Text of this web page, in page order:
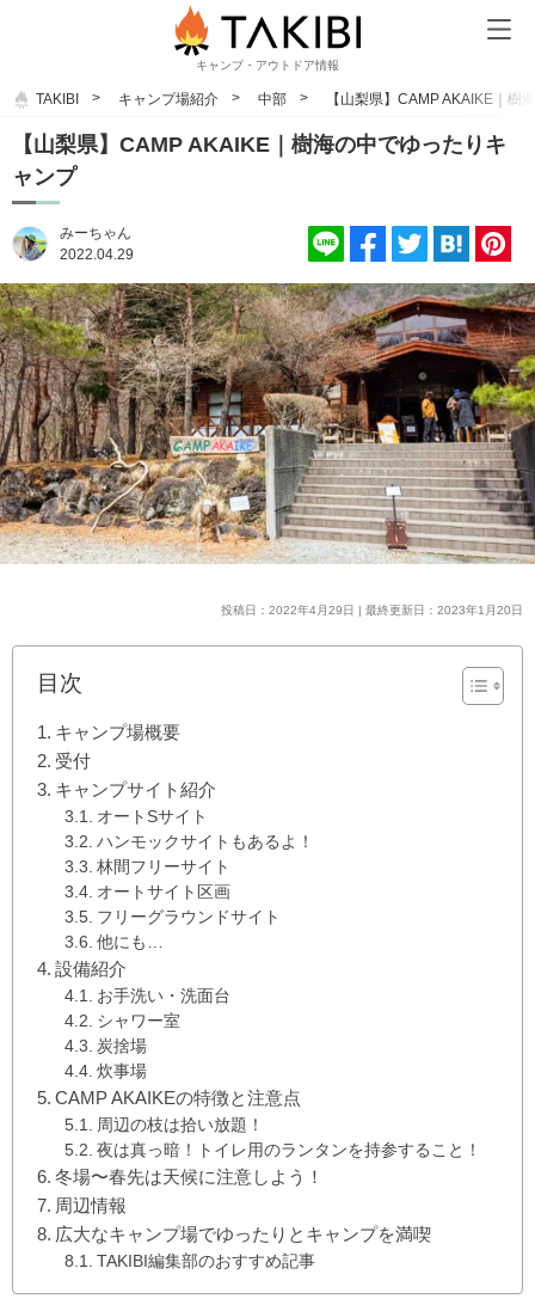
キャンプ・アウトドア情報
TAKIBI キャンプ場紹介 中部 【山梨県】CAMP AKAIKE｜樹
【山梨県】CAMP AKAIKE｜樹海の中でゆったりキ
ャンプ
みーちゃん
2022.04.29
投稿日：2022年4月29日 | 最終更新日：2023年1月20日
目次
キャンプ場概要
受付
キャンプサイト紹介
オートSサイト
ハンモックサイトもあるよ！
林間フリーサイト
オートサイト区画
フリーグラウンドサイト
他にも…
設備紹介
お手洗い・洗面台
シャワー室
炭捨場
炊事場
CAMP AKAIKEの特徴と注意点
周辺の枝は拾い放題！
夜は真っ暗！トイレ用のランタンを持参すること！
冬場〜春先は天候に注意しよう！
周辺情報
広大なキャンプ場でゆったりとキャンプを満喫
TAKIBI編集部のおすすめ記事